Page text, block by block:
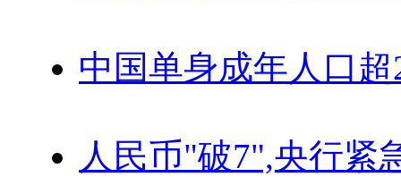
中国单身成年人口超
人民币"破7",央行紧